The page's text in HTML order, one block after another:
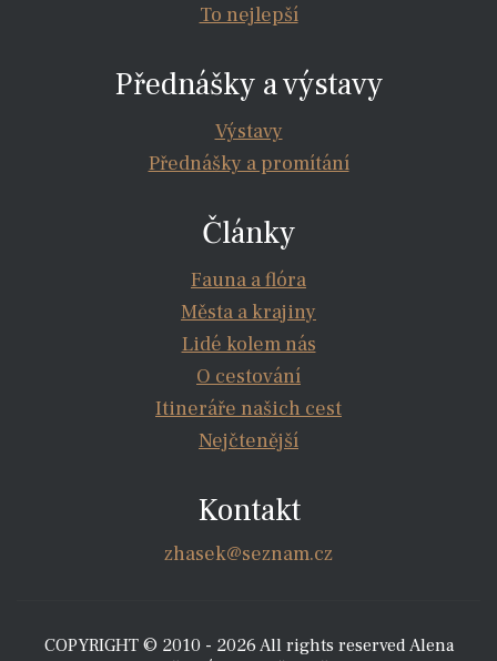
To nejlepší
Přednášky a výstavy
Výstavy
Přednášky a promítání
Články
Fauna a flóra
Města a krajiny
Lidé kolem nás
O cestování
Itineráře našich cest
Nejčtenější
Kontakt
zhasek@seznam.cz
COPYRIGHT © 2010 - 2026 All rights reserved Alena